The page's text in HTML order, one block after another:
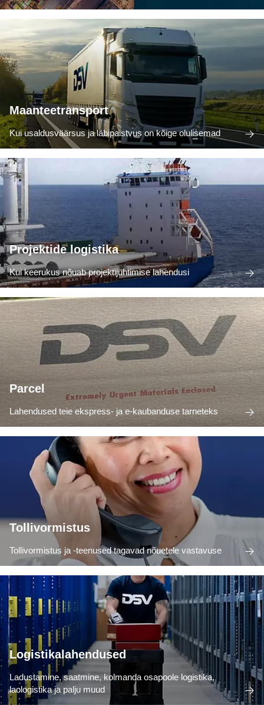
Maanteetransport
Kui usaldusväärsus ja läbipaistvus on kõige olulisemad
Projektide logistika
Kui keerukus nõuab projektijuhtimise lahendusi
Parcel
Lahendused teie ekspress- ja e-kaubanduse tarneteks
Tollivormistus
Tollivormistus ja -teenused tagavad nõuetele vastavuse
Logistikalahendused
Ladustamine, saatmine, kolmanda osapoole logistika,
laologistika ja palju muud